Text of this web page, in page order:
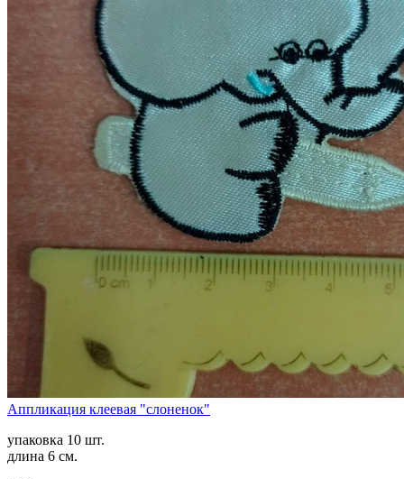
Аппликация клеевая "слоненок"
упаковка 10 шт.
длина 6 см.